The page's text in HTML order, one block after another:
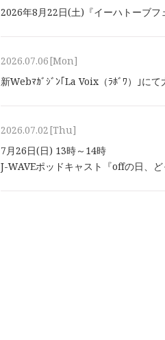
2026年8⽉22⽇(土)『イーハトーブフ
2026.07.06[Mon]
新Webﾏｶﾞｼﾞﾝ｢La Voix（ﾗﾎﾞﾜ）｣にて
2026.07.02[Thu]
7月26日(日) 13時～14時
J-WAVEポッドキャスト『offの日、